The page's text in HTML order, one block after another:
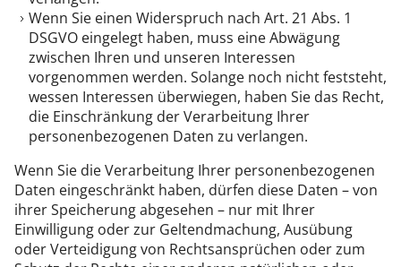
Wenn Sie einen Widerspruch nach Art. 21 Abs. 1
DSGVO eingelegt haben, muss eine Abwägung
zwischen Ihren und unseren Interessen
vorgenommen werden. Solange noch nicht feststeht,
wessen Interessen überwiegen, haben Sie das Recht,
die Einschränkung der Verarbeitung Ihrer
personenbezogenen Daten zu verlangen.
Wenn Sie die Verarbeitung Ihrer personenbezogenen
Daten eingeschränkt haben, dürfen diese Daten – von
ihrer Speicherung abgesehen – nur mit Ihrer
Einwilligung oder zur Geltendmachung, Ausübung
oder Verteidigung von Rechtsansprüchen oder zum